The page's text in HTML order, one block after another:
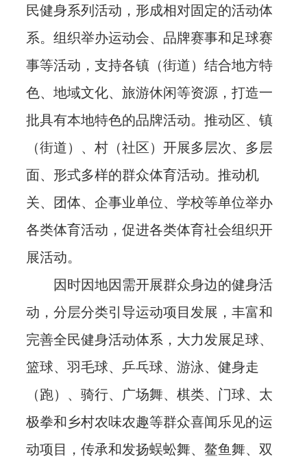
民健身系列活动，形成相对固定的活动体
系。组织举办运动会、品牌赛事和足球赛
事等活动，支持各镇（街道）结合地方特
色、地域文化、旅游休闲等资源，打造一
批具有本地特色的品牌活动。推动区、镇
（街道）、村（社区）开展多层次、多层
面、形式多样的群众体育活动。推动机
关、团体、企事业单位、学校等单位举办
各类体育活动，促进各类体育社会组织开
展活动。
因时因地因需开展群众身边的健身活
动，分层分类引导运动项目发展，丰富和
完善全民健身活动体系，大力发展足球、
篮球、羽毛球、乒乓球、游泳、健身走
（跑）、骑行、广场舞、棋类、门球、太
极拳和乡村农味农趣等群众喜闻乐见的运
动项目，传承和发扬蜈蚣舞、鳌鱼舞、双